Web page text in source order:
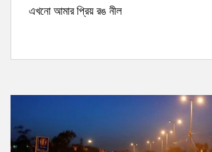
এখনো আমার প্রিয় রঙ নীল